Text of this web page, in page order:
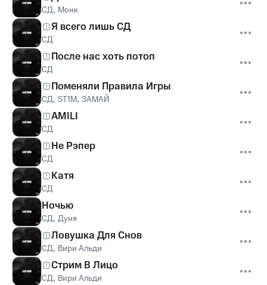
СД, Монк
Я всего лишь СД
СД
После нас хоть потоп
СД
Поменяли Правила Игры
СД, ST1M, ЗАМАЙ
AMILI
СД
Не Рэпер
СД
Катя
СД
Ночью
СД, Дуня
Ловушка Для Снов
СД, Вири Альди
Стрим В Лицо
СД, Вири Альди